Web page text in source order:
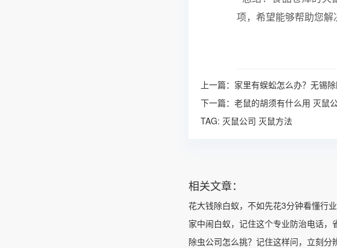
项，希望能够帮助您解
上一篇： 家里有蜈蚣怎么办？无锡
下一篇： 老鼠的胡须有什么用 灭鼠
TAG: 灭鼠公司 灭鼠方法
相关文章：
花大钱除白蚁，不如先花3分钟看懂行
家中闹白蚁，记住这个专业防治电话，
除虫公司怎么挑？记住这样问，立刻分